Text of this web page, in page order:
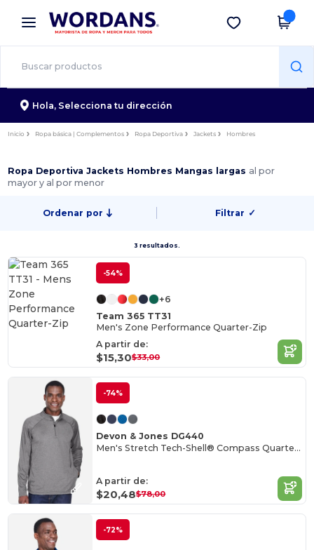
× App de Wordans
¡Mejores precios en app!
Descargar app
Hola, Selecciona tu dirección
Inicio Ropa básica | Complementos Ropa Deportiva Jackets Hombres
Ropa Deportiva Jackets Hombres Mangas largas al por
mayor y al por menor
Ordenar por Filtrar ✓
3 resultados.
-54%
+6
Team 365 TT31
Men's Zone Performance Quarter-Zip
A partir de:
$15,30$33,00
-74%
Devon & Jones DG440
Men's Stretch Tech-Shell® Compass Quarter-Zip
A partir de:
$20,48$78,00
-72%